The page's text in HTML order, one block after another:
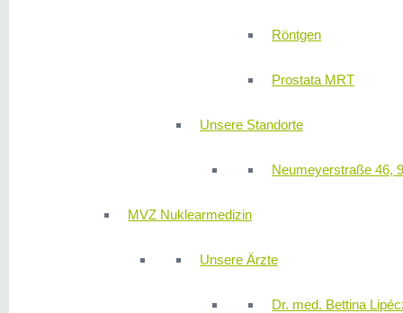
Röntgen
Prostata MRT
Unsere Standorte
Neumeyerstraße 46,
MVZ Nuklearmedizin
Unsere Ärzte
Dr. med. Bettina